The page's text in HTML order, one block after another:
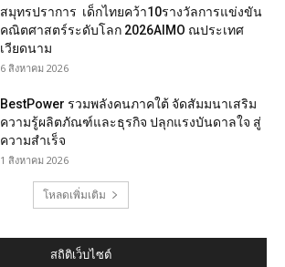
สมุทรปราการ เด็กไทยคว้า10รางวัลการแข่งขัน
คณิตศาสตร์ระดับโลก 2026AIMO ณประเทศ
เวียดนาม
6 สิงหาคม 2026
BestPower รวมพลังคนภาคใต้ จัดสัมมนาเสริม
ความรู้ผลิตภัณฑ์และธุรกิจ ปลุกแรงบันดาลใจ สู่
ความสำเร็จ
1 สิงหาคม 2026
โหลดเพิ่มเติม
สถิติเว็บไซต์